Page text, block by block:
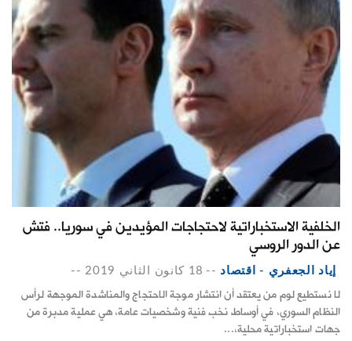
الخلفية الاستخباراتية لاحتجاجات المؤيدين في سوريا.. فتش
عن الدور الروسي
إياد الجعفري - اقتصاد -- 18 كانون الثاني 2019 --
لا نستطيع لوم من يعتقد أن انتشار موجة الاحتجاج والمناشدة الموجهة لرأس
النظام السوري، في أوساط نخب فنية وشخصيات عامة، هي عملية مدبرة من
جهات استخباراتية محلية،...